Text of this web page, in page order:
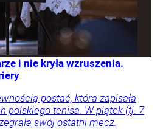
i nie kryła wzruszenia.
postać, która zapisała
polskiego tenisa. W piątek (tj. 7
swój ostatni mecz.